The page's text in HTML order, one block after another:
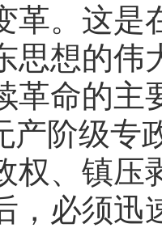
革。这是
思想的伟
革命的主
产阶级专
权、镇压
，必须迅